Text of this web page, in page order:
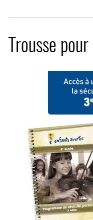
Trousse